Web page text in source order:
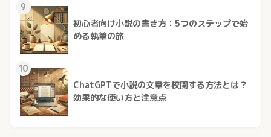
9
初心者向け小説の書き方：5つのステップで始
める執筆の旅
10
ChatGPTで小説の文章を校閲する方法とは？
効果的な使い方と注意点